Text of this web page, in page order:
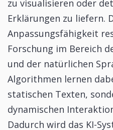
zu visualisieren oder
Erklärungen zu liefern.
Anpassungsfähigkeit
Forschung im Bereich
und der natürlichen
Algorithmen lernen
statischen Texten,
dynamischen
Dadurch wird das KI-